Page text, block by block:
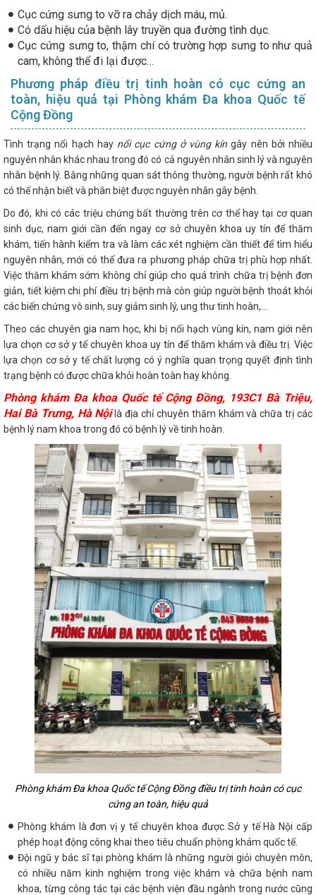
Cục cứng sưng to vỡ ra chảy dịch máu, mủ.
Có dấu hiệu của bệnh lây truyền qua đường tình dục.
Cục cứng sưng to, thậm chí có trường hợp sưng to như quả
cam, không thể đi lại được…
Phương pháp điều trị tinh hoàn có cục cứng an
toàn, hiệu quả tại Phòng khám Đa khoa Quốc tế
Cộng Đồng
Tình trạng nổi hạch hay nổi cục cứng ở vùng kín gây nên bởi nhiều
nguyên nhân khác nhau trong đó có cả nguyên nhân sinh lý và nguyên
nhân bệnh lý. Bằng những quan sát thông thường, người bệnh rất khó
có thể nhận biết và phân biệt được nguyên nhân gây bệnh.
Do đó, khi có các triệu chứng bất thường trên cơ thể hay tại cơ quan
sinh dục, nam giới cần đến ngay cơ sở chuyên khoa uy tín để thăm
khám, tiến hành kiểm tra và làm các xét nghiệm cần thiết để tìm hiểu
nguyên nhân, mới có thể đưa ra phương pháp chữa trị phù hợp nhất.
Việc thăm khám sớm không chỉ giúp cho quá trình chữa trị bệnh đơn
giản, tiết kiệm chi phí điều trị bệnh mà còn giúp người bệnh thoát khỏi
các biến chứng vô sinh, suy giảm sinh lý, ung thư tinh hoàn,…
Theo các chuyên gia nam học, khi bị nổi hạch vùng kín, nam giới nên
lựa chọn cơ sở y tế chuyên khoa uy tín để thăm khám và điều trị. Việc
lựa chọn cơ sở y tế chất lượng có ý nghĩa quan trọng quyết định tình
trạng bệnh có được chữa khỏi hoàn toàn hay không.
Phòng khám Đa khoa Quốc tế Cộng Đồng, 193C1 Bà Triệu,
Hai Bà Trưng, Hà Nộilà địa chỉ chuyên thăm khám và chữa trị các
bệnh lý nam khoa trong đó có bệnh lý về tinh hoàn.
Phòng khám Đa khoa Quốc tế Cộng Đồng điều trị tinh hoàn có cục
cứng an toàn, hiệu quả
Phòng khám là đơn vị y tế chuyên khoa được Sở y tế Hà Nội cấp
phép hoạt động công khai theo tiêu chuẩn phòng khám quốc tế.
Đội ngũ y bác sĩ tại phòng khám là những người giỏi chuyên môn,
có nhiều năm kinh nghiệm trong việc khám và chữa bệnh nam
khoa, từng công tác tại các bệnh viện đầu ngành trong nước cũng